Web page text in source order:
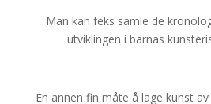
Man kan feks samle de
utviklingen i barnas
En annen fin måte å lage kunst